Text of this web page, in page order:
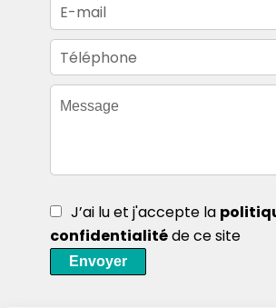
J’ai lu et j'accepte la
confidentialitéde ce site
Envoyer